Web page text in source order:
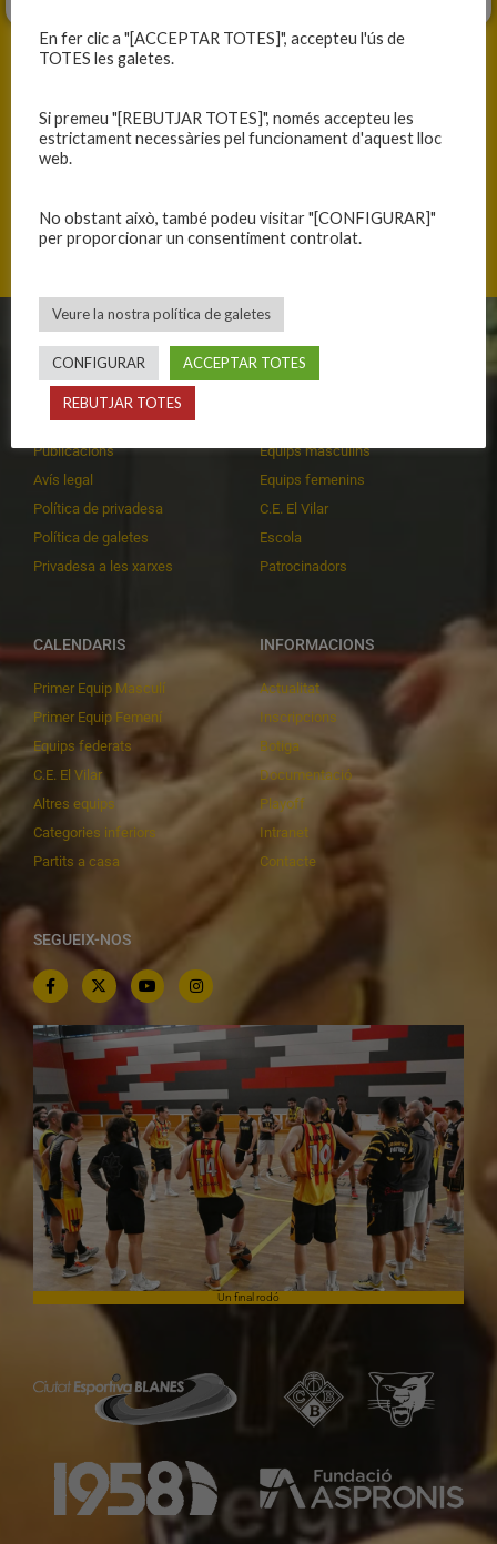
ANTERIOR SEGÜENT
CLUB
Organització
Publicacions
Avís legal
Política de privadesa
Política de galetes
Privadesa a les xarxes
EQUIPS
Equips masculins
Equips femenins
C.E. El Vilar
Escola
Patrocinadors
CALENDARIS
Primer Equip Masculí
Primer Equip Femení
Equips federats
C.E. El Vilar
Altres equips
Categories inferiors
Partits a casa
INFORMACIONS
Actualitat
Inscripcions
Botiga
Documentació
Playoff
Intranet
Contacte
SEGUEIX-NOS
Un final rodó
En fer clic a "[ACCEPTAR TOTES]", accepteu l'ús de
TOTES les galetes.
Si premeu "[REBUTJAR TOTES]", només accepteu les
estrictament necessàries pel funcionament d'aquest lloc
web.
No obstant això, també podeu visitar "[CONFIGURAR]"
per proporcionar un consentiment controlat.
Veure la nostra política de galetes
CONFIGURAR ACCEPTAR TOTES
REBUTJAR TOTES